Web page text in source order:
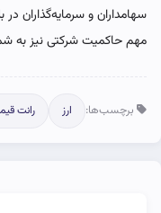
سهامداران و سرمایه‌گذاران
مهم حاکمیت شرکتی نیز به
برچسب‌ها: ارز رانت